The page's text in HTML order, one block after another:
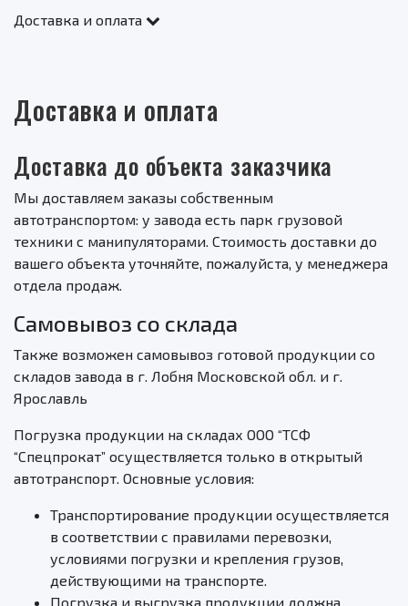
Доставка и оплата
Доставка и оплата
Доставка до объекта заказчика
Мы доставляем заказы собственным
автотранспортом: у завода есть парк грузовой
техники с манипуляторами. Стоимость доставки до
вашего объекта уточняйте, пожалуйста, у менеджера
отдела продаж.
Самовывоз со склада
Также возможен самовывоз готовой продукции со
складов завода в г. Лобня Московской обл. и г.
Ярославль
Погрузка продукции на складах ООО “ТСФ
“Спецпрокат” осуществляется только в открытый
автотранспорт. Основные условия:
Транспортирование продукции осуществляется
в соответствии с правилами перевозки,
условиями погрузки и крепления грузов,
действующими на транспорте.
Погрузка и выгрузка продукции должна